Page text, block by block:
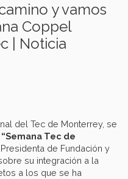
y vamos
Coppel
| Noticia
del Tec de Monterrey, se
“Semana Tec de
de Fundación y
su integración a la
a los que se ha